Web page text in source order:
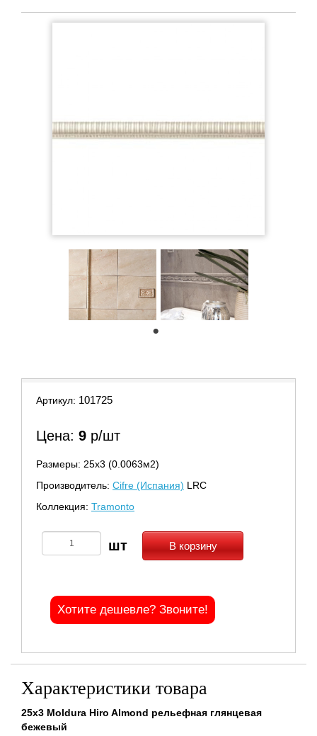
Артикул: 101725
Цена: 9 р/шт
Размеры: 25х3 (0.0063м2)
Производитель: Cifre (Испания) LRC
Коллекция: Tramonto
В корзину
Хотите дешевле? Звоните!
Характеристики товара
25x3 Moldura Hiro Almond рельефная глянцевая
бежевый